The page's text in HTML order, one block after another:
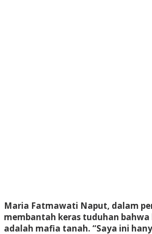
Maria Fatmawati Naput, dalam
membantah keras tuduhan
adalah mafia tanah. “Saya ini